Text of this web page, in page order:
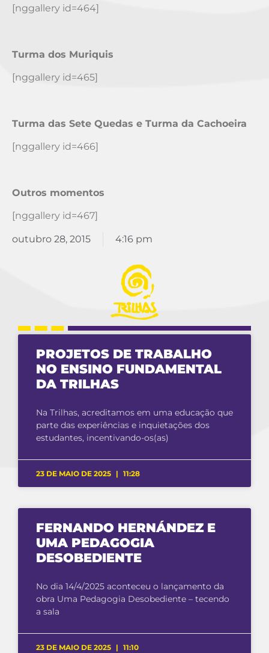
[nggallery id=464]
Turma dos Muriquis
[nggallery id=465]
Turma das Sete Quedas e Turma da Cachoeira
[nggallery id=466]
Outros momentos
[nggallery id=467]
outubro 28, 2015 4:16 pm
PROJETOS DE TRABALHO
NO ENSINO FUNDAMENTAL
DA TRILHAS
Na Trilhas, acreditamos em uma educação que
parte das experiências e inquietações dos
estudantes, incentivando-os(as)
23 DE MAIO DE 2025 11:28
FERNANDO HERNÁNDEZ E
UMA PEDAGOGIA
DESOBEDIENTE
No dia 14/4/2025 aconteceu o lançamento da
obra Uma Pedagogia Desobediente – tecendo
a sala
23 DE MAIO DE 2025 11:10